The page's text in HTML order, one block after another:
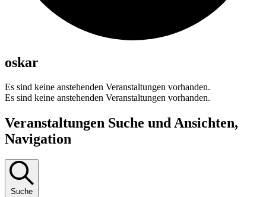
oskar
Es sind keine anstehenden Veranstaltungen vorhanden.
Es sind keine anstehenden Veranstaltungen vorhanden.
Veranstaltungen Suche und Ansichten,
Navigation
Suche